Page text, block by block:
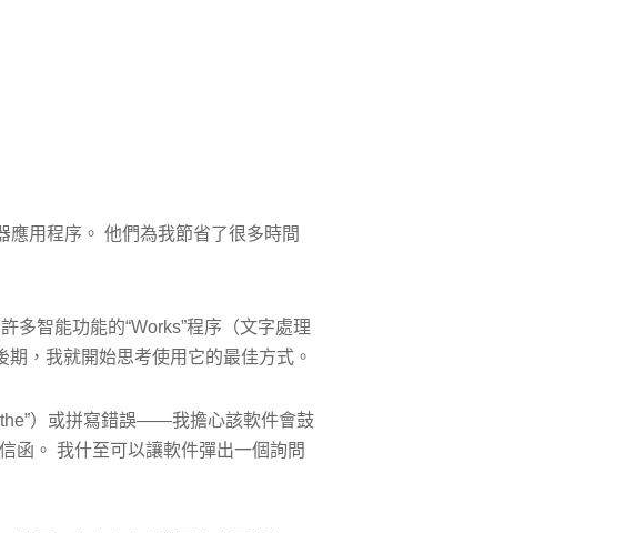
用程序。 他們為我節省了很多時間
多智能功能的“Works”程序（文字處理
，我就開始思考使用它的最佳方式。
）或拼寫錯誤——我擔心該軟件會鼓
函。 我什至可以讓軟件彈出一個詢問